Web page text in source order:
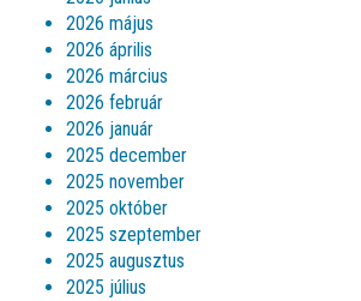
2026 május
2026 április
2026 március
2026 február
2026 január
2025 december
2025 november
2025 október
2025 szeptember
2025 augusztus
2025 július